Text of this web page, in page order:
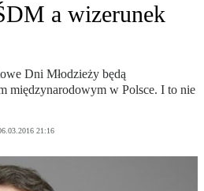
a wizerunek
Dni Młodzieży będą
międzynarodowym w Polsce. I to nie
21:16